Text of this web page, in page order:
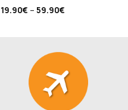
19.90€ – 59.90€